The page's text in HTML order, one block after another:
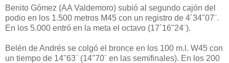
Benito Gómez (AA Valdemoro) subió al segundo cajón del
podio en los 1.500 metros M45 con un registro de 4´34"07¨.
En los 5.000 entró en la meta el octavo (17´16"24¨).
Belén de Andrés se colgó el bronce en los 100 m.l. W45 con
un tiempo de 14"63¨ (14"70¨ en las semifinales). En los 200